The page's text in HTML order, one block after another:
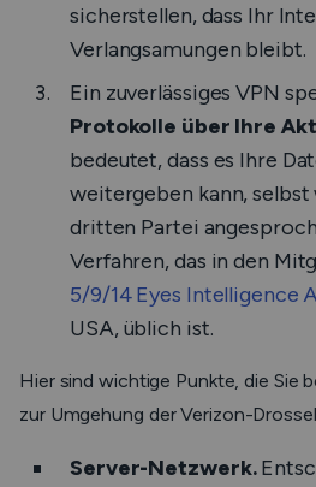
sicherstellen, dass Ihr
Verlangsamungen bleibt.
Ein zuverlässiges VPN
Protokolle über Ihre
bedeutet, dass es Ihre
weitergeben kann, selbst
dritten Partei
Verfahren, das in den
5/9/14 Eyes Intelligence
USA, üblich ist.
Hier sind wichtige Punkte, die Sie
zur Umgehung der Verizon-
Server-Netzwerk.